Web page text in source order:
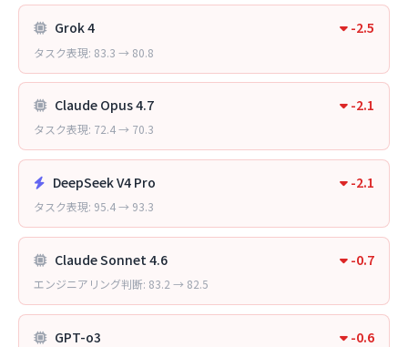
Grok 4 -2.5
タスク表現: 83.3 → 80.8
Claude Opus 4.7 -2.1
タスク表現: 72.4 → 70.3
DeepSeek V4 Pro -2.1
タスク表現: 95.4 → 93.3
Claude Sonnet 4.6 -0.7
エンジニアリング判断: 83.2 → 82.5
GPT-o3 -0.6